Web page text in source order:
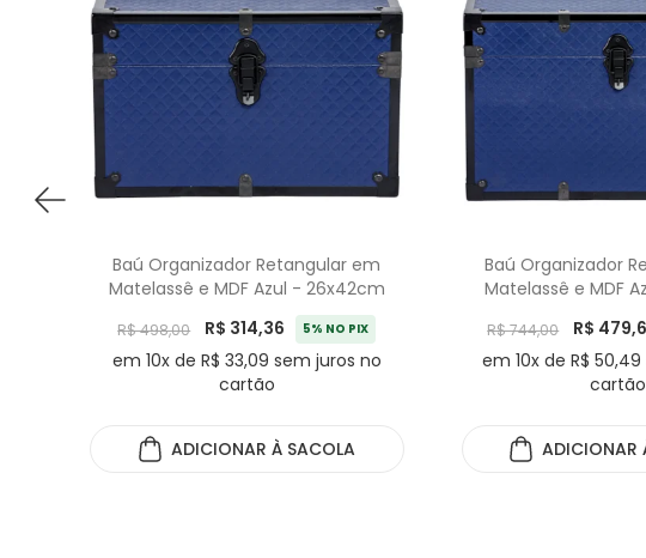
Baú Organizador Retangular em
Matelassê e MDF Azul - 26x42cm
R$ 498,00 R$ 314,36 5% NO PIX
em 10x de R$ 33,09 sem juros no
cartão
ADICIONAR À SACOLA
Baú Organizador
Matelassê e MDF
R$ 744,00 R$
em 10x de R$
cartão
ADICIONAR